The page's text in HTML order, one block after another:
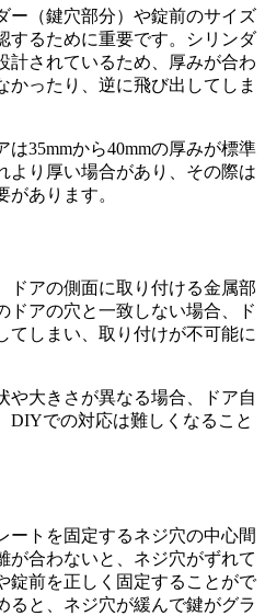
ー（鍵穴部分）や錠前のサイズ
するために重要です。シリンダ
計されているため、厚みが合わ
かったり、逆に飛び出してしま
35mmから40mmの厚みが標準
より厚い場合があり、その際は
あります。
ドアの側面に取り付ける金属部
ドアの穴と一致しない場合、ド
てしまい、取り付けが不可能に
や大きさが異なる場合、ドア自
DIYでの対応は難しくなること
ートを固定するネジ穴の中心間
が合わないと、ネジ穴がずれて
錠前を正しく固定することがで
ると、ネジ穴が緩んで鍵がグラ